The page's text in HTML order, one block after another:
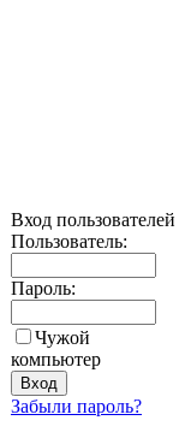
Вход пользователей
Пользователь:
Пароль:
Чужой
компьютер
Забыли пароль?